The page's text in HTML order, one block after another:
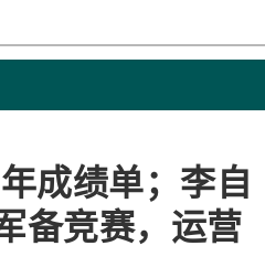
成绩单；李自
备竞赛，运营